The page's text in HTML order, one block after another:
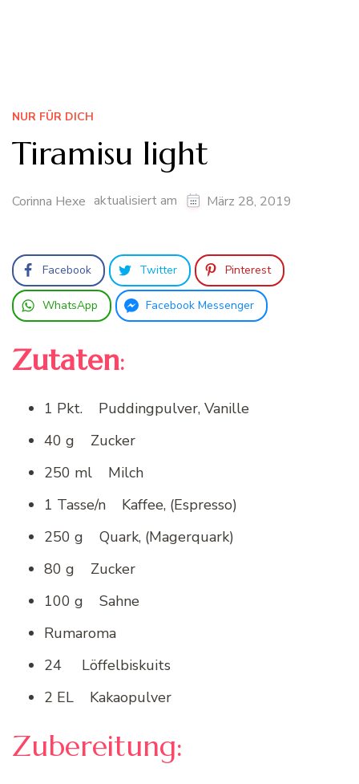
NUR FÜR DICH
Tiramisu light
Corinna Hexe aktualisiert am März 28, 2019
Facebook Twitter Pinterest
WhatsApp Facebook Messenger
Zutaten:
1 Pkt. Puddingpulver, Vanille
40 g Zucker
250 ml Milch
1 Tasse/n Kaffee, (Espresso)
250 g Quark, (Magerquark)
80 g Zucker
100 g Sahne
Rumaroma
24 Löffelbiskuits
2 EL Kakaopulver
Zubereitung: